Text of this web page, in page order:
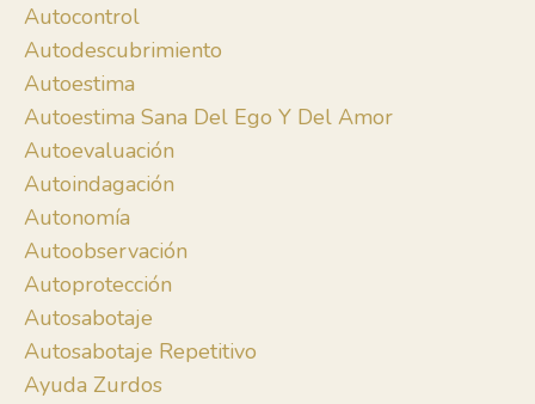
Autocontrol
Autodescubrimiento
Autoestima
Autoestima Sana Del Ego Y Del Amor
Autoevaluación
Autoindagación
Autonomía
Autoobservación
Autoprotección
Autosabotaje
Autosabotaje Repetitivo
Ayuda Zurdos